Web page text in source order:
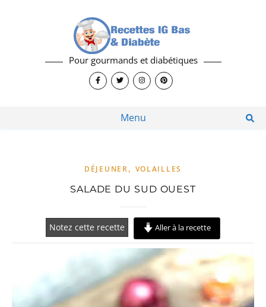
Pour gourmands et diabétiques
Menu
DÉJEUNER, VOLAILLES
SALADE DU SUD OUEST
Notez cette recette Aller à la recette